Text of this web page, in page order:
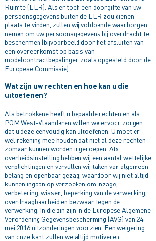
Ruimte (EER). Als er toch een doorgifte van uw
persoonsgegevens buiten de EER zou dienen
plaats te vinden, zullen wij voldoende waarborgen
nemen om uw persoonsgegevens bij overdracht te
beschermen (bijvoorbeeld door het afsluiten van
een overeenkomst op basis van
modelcontractbepalingen zoals opgesteld door de
Europese Commissie).
Wat zijn uw rechten en hoe kan u die
uitoefenen?
Als betrokkene heeft u bepaalde rechten en als
POM West-Vlaanderen willen we ervoor zorgen
dat u deze eenvoudig kan uitoefenen. U moet er
wel rekening mee houden dat niet al deze rechten
zomaar kunnen worden ingeroepen. Als
overheidsinstelling hebben wij een aantal wettelijke
verplichtingen en vervullen wij taken van algemeen
belang en openbaar gezag, waardoor wij niet altijd
kunnen ingaan op verzoeken om inzage,
verbetering, wissen, beperking van de verwerking,
overdraagbaarheid en bezwaar tegen de
verwerking. In die zin zijn in de Europese Algemene
Verordening Gegevensbescherming (AVG) van 24
mei 2016 uitzonderingen voorzien. Een weigering
van onze kant zullen we altijd motiveren.